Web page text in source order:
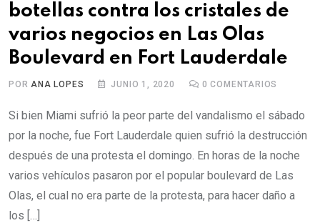
botellas contra los cristales de
varios negocios en Las Olas
Boulevard en Fort Lauderdale
POR ANA LOPES JUNIO 1, 2020 0 COMENTARIOS
Si bien Miami sufrió la peor parte del vandalismo el sábado
por la noche, fue Fort Lauderdale quien sufrió la destrucción
después de una protesta el domingo. En horas de la noche
varios vehículos pasaron por el popular boulevard de Las
Olas, el cual no era parte de la protesta, para hacer daño a
los […]